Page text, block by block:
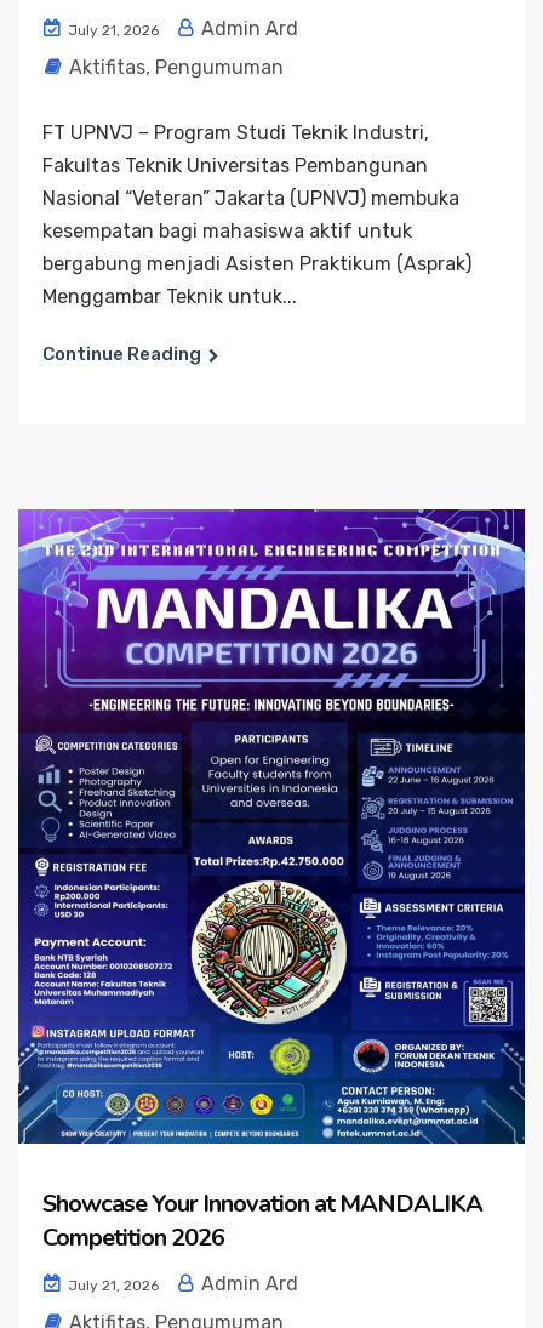
July 21, 2026
Admin Ard
Aktifitas, Pengumuman
FT UPNVJ – Program Studi Teknik Industri,
Fakultas Teknik Universitas Pembangunan
Nasional “Veteran” Jakarta (UPNVJ) membuka
kesempatan bagi mahasiswa aktif untuk
bergabung menjadi Asisten Praktikum (Asprak)
Menggambar Teknik untuk...
Continue Reading
Showcase Your Innovation at MANDALIKA
Competition 2026
July 21, 2026
Admin Ard
Aktifitas, Pengumuman